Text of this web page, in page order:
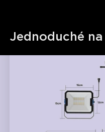
Jednoduché